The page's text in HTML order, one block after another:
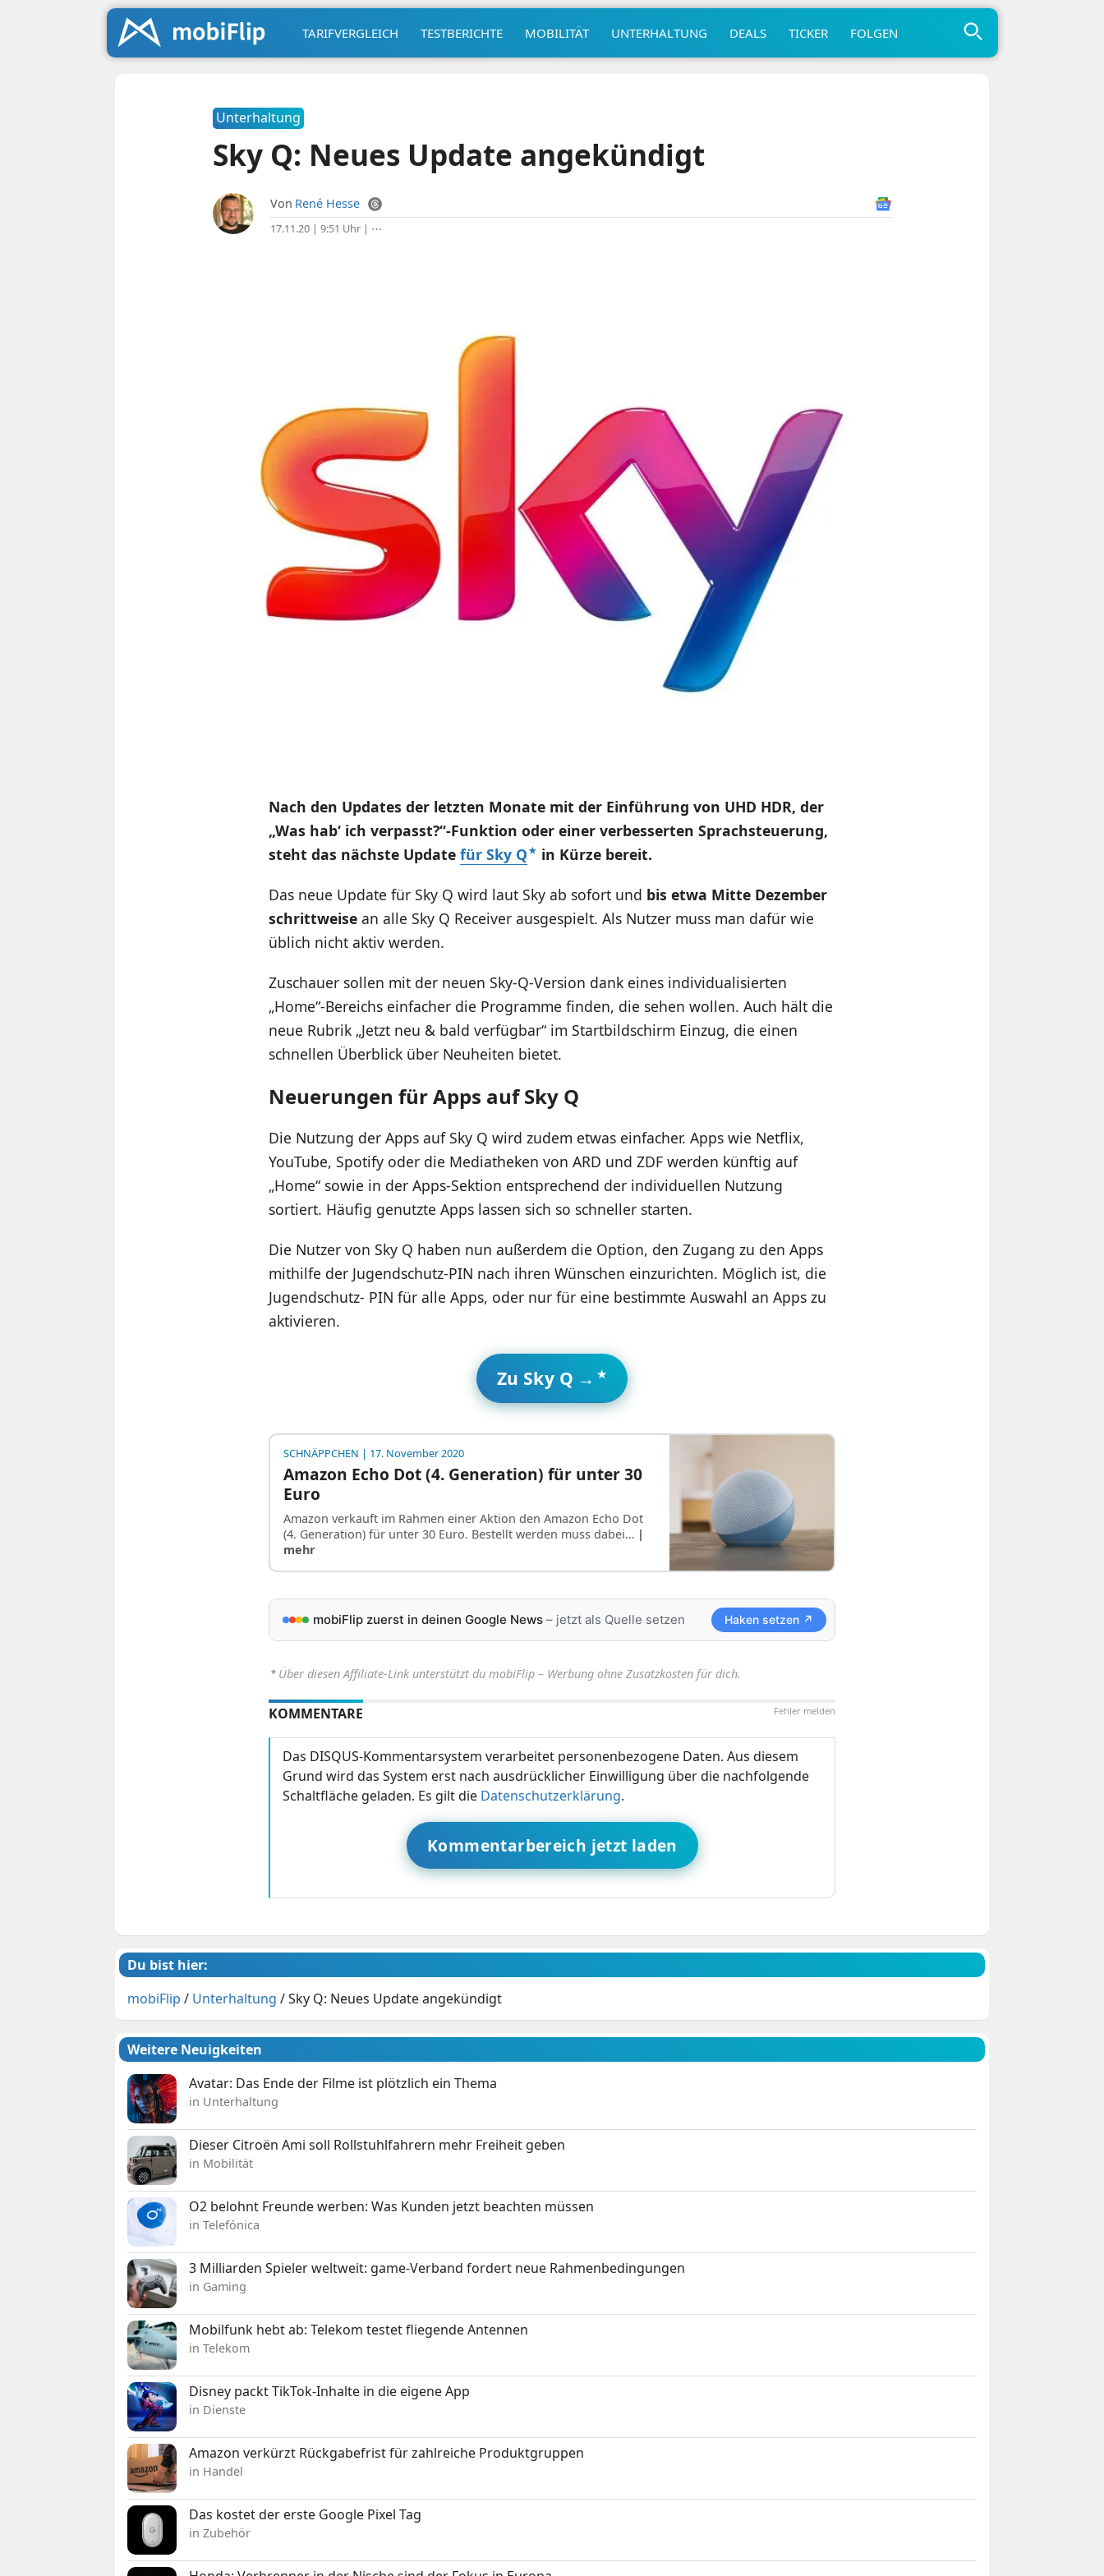
TARIFVERGLEICH TESTBERICHTE MOBILITÄT UNTERHALTUNG DEALS TICKER FOLGEN
Unterhaltung
Sky Q: Neues Update angekündigt
Von René Hesse
17.11.20 | 9:51 Uhr| ⋯
Nach den Updates der letzten Monate mit der Einführung von UHD HDR, der
„Was hab‘ ich verpasst?“-Funktion oder einer verbesserten Sprachsteuerung,
steht das nächste Update für Sky Q in Kürze bereit.
Das neue Update für Sky Q wird laut Sky ab sofort und bis etwa Mitte Dezember
schrittweisean alle Sky Q Receiver ausgespielt. Als Nutzer muss man dafür wie
üblich nicht aktiv werden.
Zuschauer sollen mit der neuen Sky-Q-Version dank eines individualisierten
„Home“-Bereichs einfacher die Programme finden, die sehen wollen. Auch hält die
neue Rubrik „Jetzt neu & bald verfügbar“ im Startbildschirm Einzug, die einen
schnellen Überblick über Neuheiten bietet.
Neuerungen für Apps auf Sky Q
Die Nutzung der Apps auf Sky Q wird zudem etwas einfacher. Apps wie Netflix,
YouTube, Spotify oder die Mediatheken von ARD und ZDF werden künftig auf
„Home“ sowie in der Apps-Sektion entsprechend der individuellen Nutzung
sortiert. Häufig genutzte Apps lassen sich so schneller starten.
Die Nutzer von Sky Q haben nun außerdem die Option, den Zugang zu den Apps
mithilfe der Jugendschutz-PIN nach ihren Wünschen einzurichten. Möglich ist, die
Jugendschutz- PIN für alle Apps, oder nur für eine bestimmte Auswahl an Apps zu
aktivieren.
Zu Sky Q →
SCHNÄPPCHEN | 17. November 2020
Amazon Echo Dot (4. Generation) für unter 30
Euro
Amazon verkauft im Rahmen einer Aktion den Amazon Echo Dot
(4. Generation) für unter 30 Euro. Bestellt werden muss dabei… |
mehr
mobiFlip zuerst in deinen Google News– jetzt als Quelle setzen Haken setzen ↗
⋆ Über diesen Affiliate-Link unterstützt du mobiFlip – Werbung ohne Zusatzkosten für dich.
Fehler melden
KOMMENTARE
Das DISQUS-Kommentarsystem verarbeitet personenbezogene Daten. Aus diesem
Grund wird das System erst nach ausdrücklicher Einwilligung über die nachfolgende
Schaltfläche geladen. Es gilt die Datenschutzerklärung.
Kommentarbereich jetzt laden
Du bist hier:
mobiFlip / Unterhaltung /Sky Q: Neues Update angekündigt
Weitere Neuigkeiten
Avatar: Das Ende der Filme ist plötzlich ein Thema
in Unterhaltung
Dieser Citroën Ami soll Rollstuhlfahrern mehr Freiheit geben
in Mobilität
O2 belohnt Freunde werben: Was Kunden jetzt beachten müssen
in Telefónica
3 Milliarden Spieler weltweit: game-Verband fordert neue Rahmenbedingungen
in Gaming
Mobilfunk hebt ab: Telekom testet fliegende Antennen
in Telekom
Disney packt TikTok-Inhalte in die eigene App
in Dienste
Amazon verkürzt Rückgabefrist für zahlreiche Produktgruppen
in Handel
Das kostet der erste Google Pixel Tag
in Zubehör